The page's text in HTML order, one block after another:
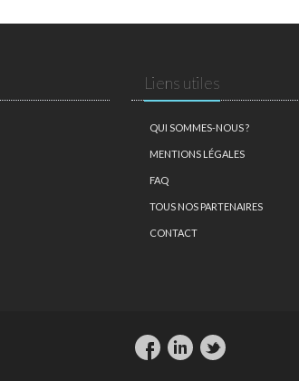
Liens utiles
QUI SOMMES-NOUS ?
MENTIONS LÉGALES
FAQ
TOUS NOS PARTENAIRES
CONTACT